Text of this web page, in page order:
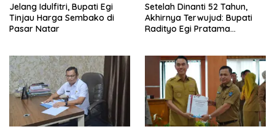
Jelang Idulfitri, Bupati Egi
Tinjau Harga Sembako di
Pasar Natar
Setelah Dinanti 52 Tahun,
Akhirnya Terwujud: Bupati
Radityo Egi Pratama